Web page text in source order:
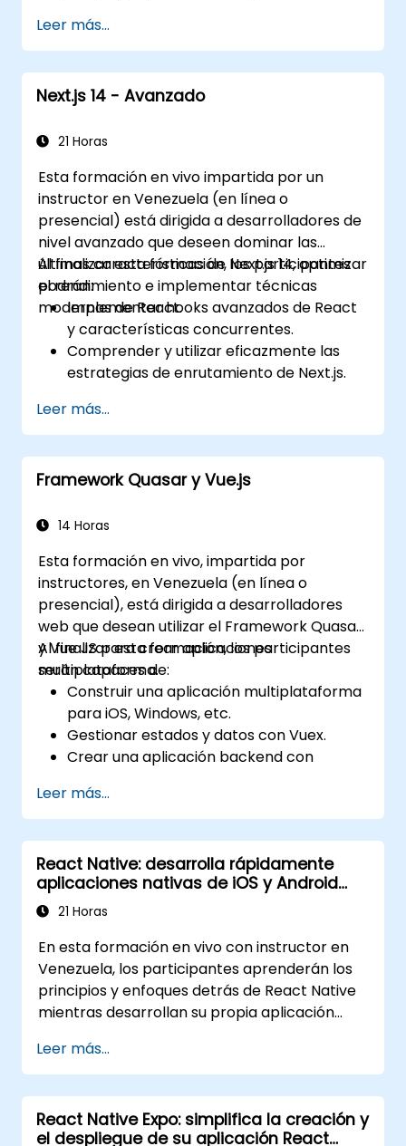
Leer más...
Next.js 14 - Avanzado
21 Horas
Esta formación en vivo impartida por un
instructor en Venezuela (en línea o
presencial) está dirigida a desarrolladores de
nivel avanzado que deseen dominar las
últimas características de Next.js 14, optimizar
el rendimiento e implementar técnicas
modernas de React.
Al finalizar esta formación, los participantes
podrán:
Implementar hooks avanzados de React
y características concurrentes.
Comprender y utilizar eficazmente las
estrategias de enrutamiento de Next.js.
servidor, las acciones del servidor y los
enfoques de renderizado híbrido.
Optimizar la obtención de datos, el
almacenamiento en caché y la
Utilizar Next.js como una solución de
Functions) y Entorno de Ejecución de
Borde (Edge Runtime).
Gestionar el estado utilizando React
Context, Redux y bibliotecas de estado
atómico.
Optimizar el rendimiento de la aplicación
para cumplir con las Métricas Centrales
Web (Core Vitals).
Probar, monitorear e implementar
aplicaciones Next.js de manera eficiente.
Leer más...
Framework Quasar y Vue.js
14 Horas
Esta formación en vivo, impartida por
instructores, en Venezuela (en línea o
presencial), está dirigida a desarrolladores
web que desean utilizar el Framework Quasar
y Vue JS para crear aplicaciones
multiplataforma.
Al finalizar esta formación, los participantes
serán capaces de:
Construir una aplicación multiplataforma
para iOS, Windows, etc.
Gestionar estados y datos con Vuex.
Crear una aplicación backend con
Leer más...
React Native: desarrolla rápidamente
aplicaciones nativas de iOS y Android
con Javascript
21 Horas
En esta formación en vivo con instructor en
Venezuela, los participantes aprenderán los
principios y enfoques detrás de React Native
mientras desarrollan su propia aplicación
Leer más...
React Native Expo: simplifica la creación y
el despliegue de su aplicación React